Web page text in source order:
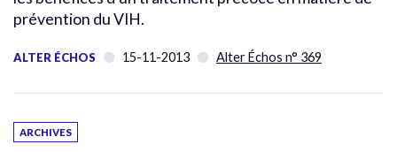
prévention du VIH.
ALTER ÉCHOS 15-11-2013 Alter Échos n° 369
ARCHIVES